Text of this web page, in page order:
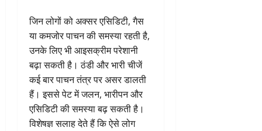
जिन लोगों को अक्सर एसिडिटी, गैस
या कमजोर पाचन की समस्या रहती है,
उनके लिए भी आइसक्रीम परेशानी
बढ़ा सकती है। ठंडी और भारी चीजें
कई बार पाचन तंत्र पर असर डालती
हैं। इससे पेट में जलन, भारीपन और
एसिडिटी की समस्या बढ़ सकती है।
विशेषज्ञ सलाह देते हैं कि ऐसे लोग